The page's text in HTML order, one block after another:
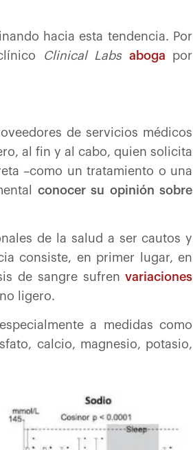
hacia esta tendencia. Por
Clinical Labs aboga por
de servicios médicos
al fin y al cabo, quien solicita
–como un tratamiento o una
conocer su opinión sobre
de la salud a ser cautos y
consiste, en primer lugar, en
de sangre sufrenvariaciones
ligero.
a medidas como
calcio, magnesio, potasio,